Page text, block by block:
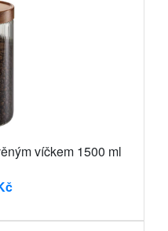
víčkem 1500 ml